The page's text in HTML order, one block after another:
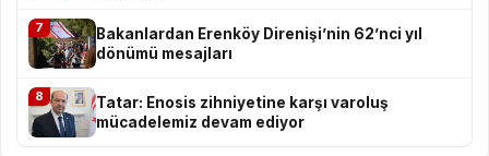
7
Bakanlardan Erenköy Direnişi’nin 62’nci yıl
dönümü mesajları
8
Tatar: Enosis zihniyetine karşı varoluş
mücadelemiz devam ediyor